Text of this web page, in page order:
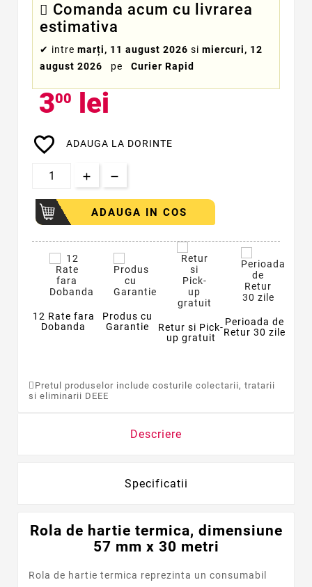
Comanda acum cu livrarea
estimativa
✔ intre marți, 11 august 2026 si miercuri, 12
august 2026
pe Curier Rapid
300 lei
favorite_border ADAUGA LA DORINTE
ADAUGA IN COS
12 Rate fara
Dobanda
Produs cu
Garantie
Retur si Pick-
up gratuit
Perioada de
Retur 30 zile
Pretul produselor include costurile colectarii, tratarii
si eliminarii DEEE
Descriere
Specificatii
Rola de hartie termica, dimensiune
57 mm x 30 metri
Rola de hartie termica reprezinta un consumabil